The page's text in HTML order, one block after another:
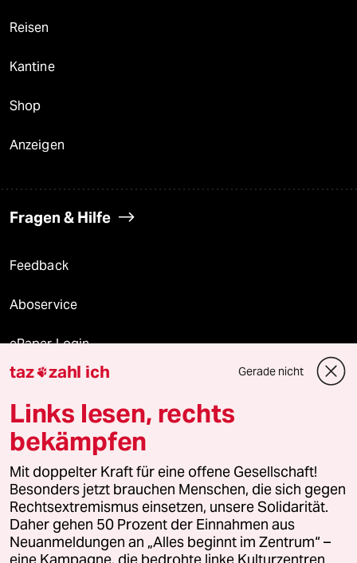
Reisen
Kantine
Shop
Anzeigen
Fragen & Hilfe
Feedback
Aboservice
ePaper Login
Downloads für Abonnierende
© 2026 taz Verlags und Vertriebs GmbH
Alle Rechte vorbehalten. Bei rechtlichen Fragen oder für Genehmigungen
wenden Sie sich bitte an
lizenzen@taz.de
Feedback Redaktionsstatut Kommune-Richtlinien
taz zahl ich Gerade nicht
Links lesen, rechts
bekämpfen
Mit doppelter Kraft für eine offene Gesellschaft!
Besonders jetzt brauchen Menschen, die sich gegen
Rechtsextremismus einsetzen, unsere Solidarität.
Daher gehen 50 Prozent der Einnahmen aus
Neuanmeldungen an „Alles beginnt im Zentrum“ –